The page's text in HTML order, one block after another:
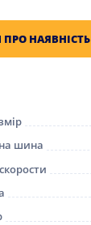
НАЯВНІСТЬ
шина